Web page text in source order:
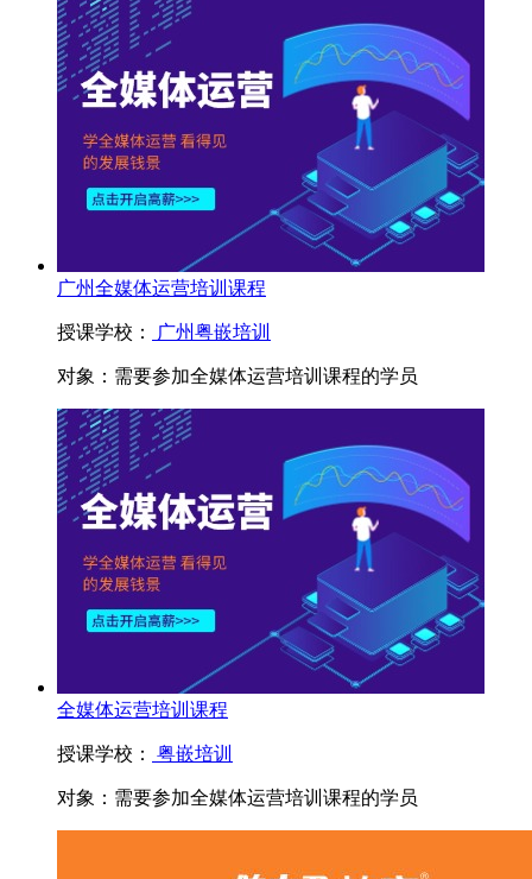
广州全媒体运营培训课程
授课学校： 广州粤嵌培训
对象： 需要参加全媒体运营培训课程的学员
全媒体运营培训课程
授课学校： 粤嵌培训
对象： 需要参加全媒体运营培训课程的学员